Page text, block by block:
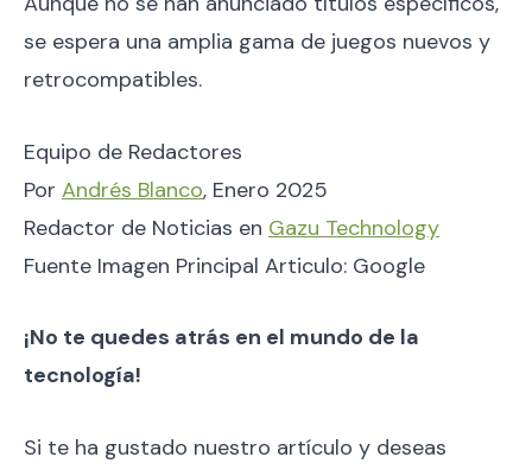
se espera una amplia gama de juegos nuevos y
retrocompatibles.
Equipo de Redactores
Por Andrés Blanco, Enero 2025
Redactor de Noticias en Gazu Technology
Fuente Imagen Principal Articulo: Google
¡No te quedes atrás en el mundo de la
tecnología!
Si te ha gustado nuestro artículo y deseas